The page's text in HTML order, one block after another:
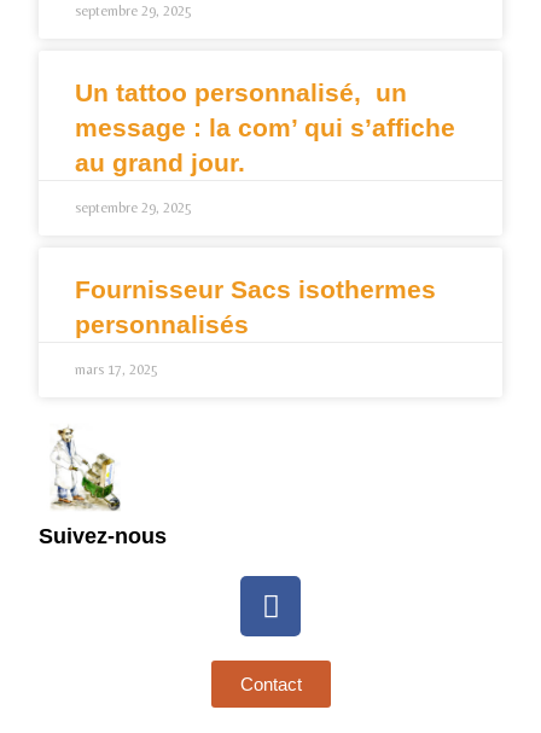
septembre 29, 2025
Un tattoo personnalisé, un
message : la com’ qui s’affiche
au grand jour.
septembre 29, 2025
Fournisseur Sacs isothermes
personnalisés
mars 17, 2025
Suivez-nous
Contact